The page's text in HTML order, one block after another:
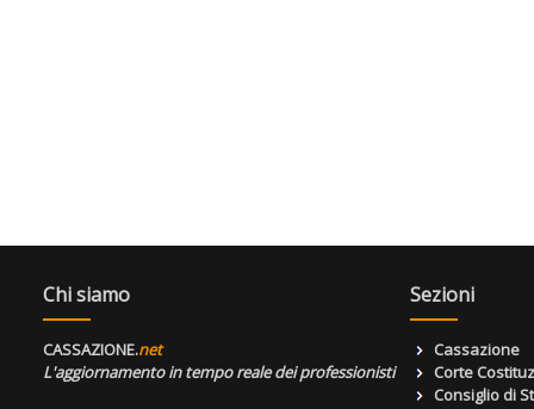
Chi siamo
CASSAZIONE.net
L'aggiornamento in tempo reale dei professionisti
Sezioni
Cassazione
Corte
Consiglio di